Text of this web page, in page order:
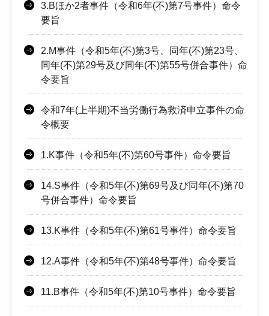
3.Bほか2者事件（令和6年(不)第7号事件）命令
要旨
2.M事件（令和5年(不)第3号、同年(不)第23号、
同年(不)第29号及び同年(不)第55号併合事件）命
令要旨
令和7年(上半期)不当労働行為救済申立事件の命
令概要
1.K事件（令和5年(不)第60号事件）命令要旨
14.S事件（令和5年(不)第69号及び同年(不)第70
号併合事件）命令要旨
13.K事件（令和5年(不)第61号事件）命令要旨
12.A事件（令和5年(不)第48号事件）命令要旨
11.B事件（令和5年(不)第10号事件）命令要旨